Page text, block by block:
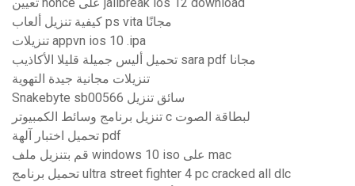
تعيين nonce على jailbreak ios 12 download
كيفية تنزيل ألعاب ps vita مجانًا
تنزيلات appvn ios 10 .ipa
تحميل أليس جميلة قليلا الأكاذيب sara pdf مجانا
تنزيلات مجانية جيدة التهوية
Snakebyte sb00566 سائق تنزيل
تنزيل برنامج وسائط الكمبيوتر c لبطاقة الصوت
تحميل اختبار آلهة pdf
قم بتنزيل ملف windows 10 iso على mac
تحميل برنامج ultra street fighter 4 pc cracked all dlc